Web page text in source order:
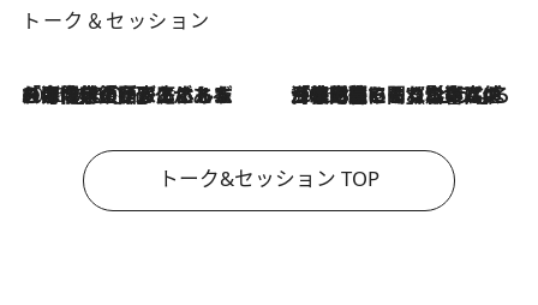
トーク＆セッション
2026.8.3
「今後値上げがあるとすれば…」「リスクがあるのは今年の冬」エネルギー専門家が語る、ホルムズ海峡封鎖が家庭にもたらす“ある心配” 2026.8.3
「住宅建てられない…」「サーチャージ料の高値が続いている」ホルムズ海峡封鎖による影響はいつまで続く？《エネルギー専門家に聞く“どうなる日本の暮らし”》
トーク&セッション TOP